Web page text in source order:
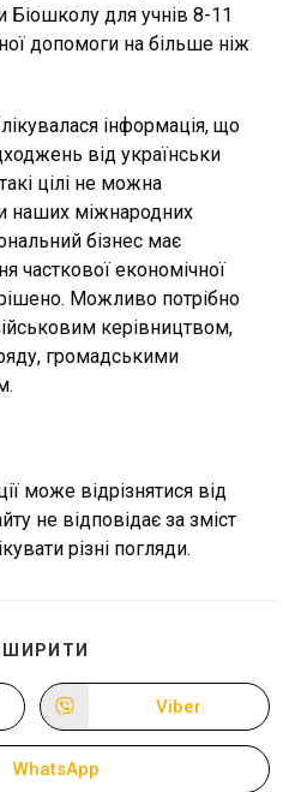
Біошколу для учнів 8-11
допомоги на більше ніж
інформація, що
від українськи
цілі не можна
наших міжнародних
бізнес має
часткової економічної
Можливо потрібно
керівництвом,
громадськими
може відрізнятися від
не відповідає за зміст
різні погляди.
ВМІСТОМ
Відкрити
в
новому
Viber
Відкрити
WhatsApp